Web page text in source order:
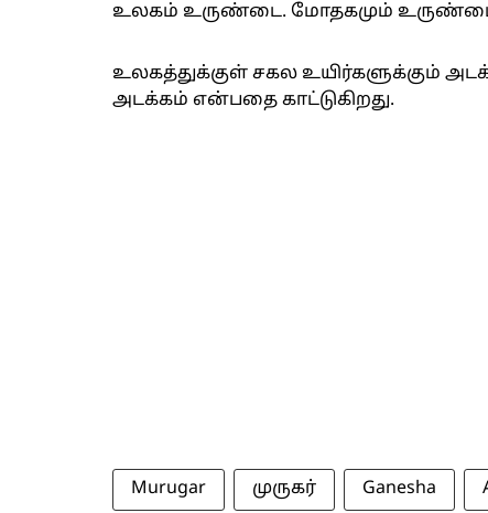
உலகம் உருண்டை. மோதகமும்
உலகத்துக்குள் சகல உயிர்களுக்கும்
அடக்கம் என்பதை காட்டுகிறது.
Murugar முருகர் Ganesha